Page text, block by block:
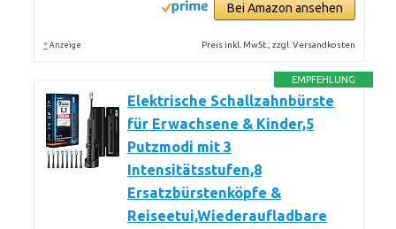
Bei Amazon ansehen
* Anzeige Preis inkl. MwSt., zzgl. Versandkosten
EMPFEHLUNG
Elektrische Schallzahnbürste
für Erwachsene & Kinder,5
Putzmodi mit 3
Intensitätsstufen,8
Ersatzbürstenköpfe &
Reiseetui,Wiederaufladbare